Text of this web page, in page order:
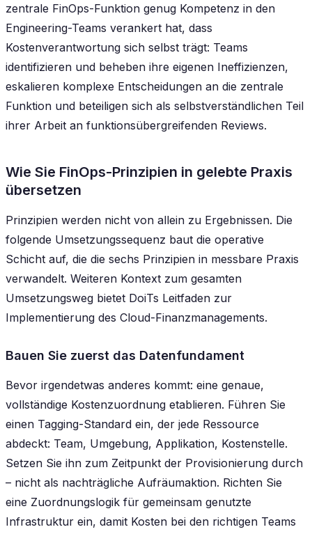
zentrale FinOps-Funktion genug Kompetenz in den
Engineering-Teams verankert hat, dass
Kostenverantwortung sich selbst trägt: Teams
identifizieren und beheben ihre eigenen Ineffizienzen,
eskalieren komplexe Entscheidungen an die zentrale
Funktion und beteiligen sich als selbstverständlichen Teil
ihrer Arbeit an funktionsübergreifenden Reviews.
Wie Sie FinOps-Prinzipien in gelebte Praxis
übersetzen
Prinzipien werden nicht von allein zu Ergebnissen. Die
folgende Umsetzungssequenz baut die operative
Schicht auf, die die sechs Prinzipien in messbare Praxis
verwandelt. Weiteren Kontext zum gesamten
Umsetzungsweg bietet DoiTs Leitfaden zur
Implementierung des Cloud-Finanzmanagements.
Bauen Sie zuerst das Datenfundament
Bevor irgendetwas anderes kommt: eine genaue,
vollständige Kostenzuordnung etablieren. Führen Sie
einen Tagging-Standard ein, der jede Ressource
abdeckt: Team, Umgebung, Applikation, Kostenstelle.
Setzen Sie ihn zum Zeitpunkt der Provisionierung durch
– nicht als nachträgliche Aufräumaktion. Richten Sie
eine Zuordnungslogik für gemeinsam genutzte
Infrastruktur ein, damit Kosten bei den richtigen Teams